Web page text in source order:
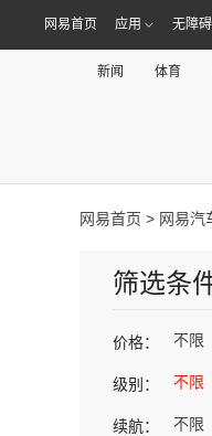
网易首页 应用 无障
新闻 体育
网易首页 > 网易汽
筛选条
价格： 不限
级别： 不限
续航： 不限